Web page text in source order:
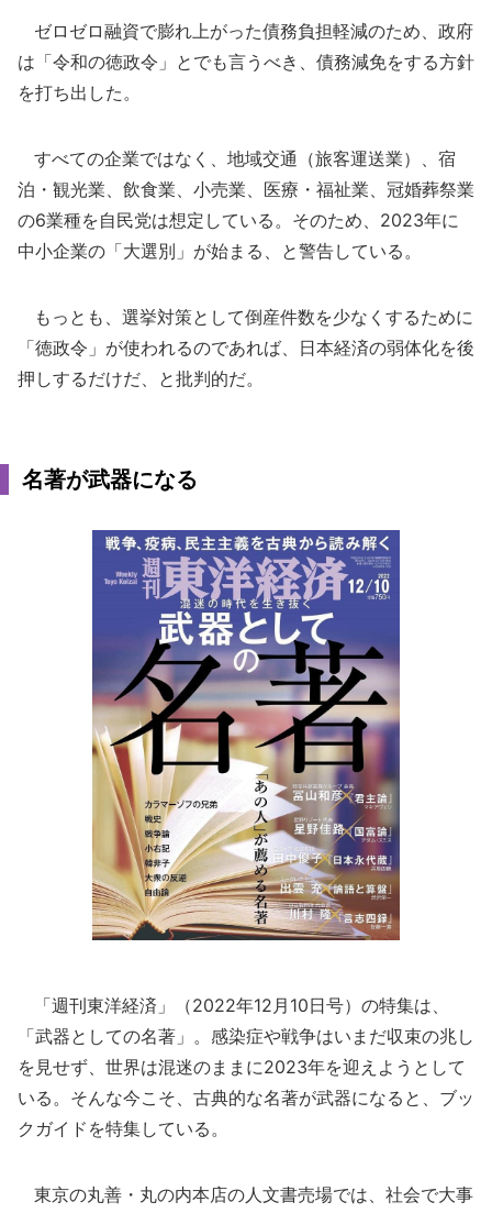
ゼロゼロ融資で膨れ上がった債務負担軽減のため、政府
は「令和の徳政令」とでも言うべき、債務減免をする方針
を打ち出した。
すべての企業ではなく、地域交通（旅客運送業）、宿
泊・観光業、飲食業、小売業、医療・福祉業、冠婚葬祭業
の6業種を自民党は想定している。そのため、2023年に
中小企業の「大選別」が始まる、と警告している。
もっとも、選挙対策として倒産件数を少なくするために
「徳政令」が使われるのであれば、日本経済の弱体化を後
押しするだけだ、と批判的だ。
名著が武器になる
「週刊東洋経済」（2022年12月10日号）の特集は、
「武器としての名著」。感染症や戦争はいまだ収束の兆し
を見せず、世界は混迷のままに2023年を迎えようとして
いる。そんな今こそ、古典的な名著が武器になると、ブッ
クガイドを特集している。
東京の丸善・丸の内本店の人文書売場では、社会で大事